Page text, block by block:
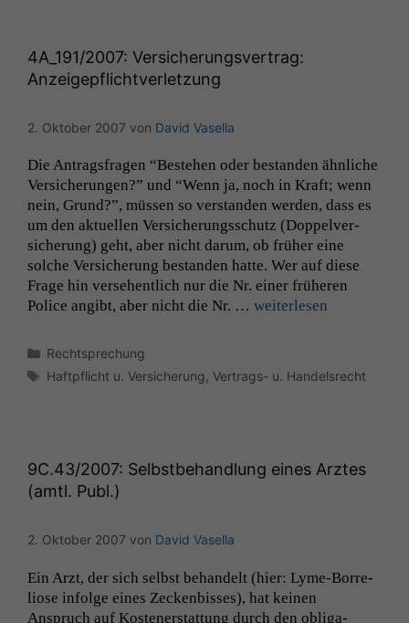
4A_191/2007: Versicherungsvertrag:
Anzeigepflichtverletzung
2. Oktober 2007 von David Vasella
Die Antrags­fra­gen “Beste­hen oder bestanden ähn­liche
Ver­sicherun­gen?” und “Wenn ja, noch in Kraft; wenn
nein, Grund?”, müssen so ver­standen wer­den, dass es
um den aktuellen Ver­sicherungss­chutz (Dop­pelver­
sicherung) geht, aber nicht darum, ob früher eine
solche Ver­sicherung bestanden hat­te. Wer auf diese
Frage hin verse­hentlich nur die Nr. ein­er früheren
Police angibt, aber nicht die Nr. … weit­er­lesen
Kategorien
Rechtsprechung
Schlagwörter
Haftpflicht u. Versicherung,Vertrags- u. Handelsrecht
9C.43/2007: Selbstbehandlung eines Arztes
(amtl. Publ.)
2. Oktober 2007 von David Vasella
Ein Arzt, der sich selb­st behan­delt (hier: Lyme-Bor­re­
liose infolge eines Zeck­en­biss­es), hat keinen
Anspruch auf Kosten­er­stat­tung durch den oblig­a­